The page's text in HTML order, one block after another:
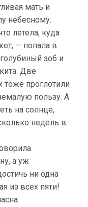
мать и
небесному.
летела, куда
— попала в
зоб и
Две
проглотили
пользу. А
на солнце,
недель в
а уж
ни одна
из всех пяти!